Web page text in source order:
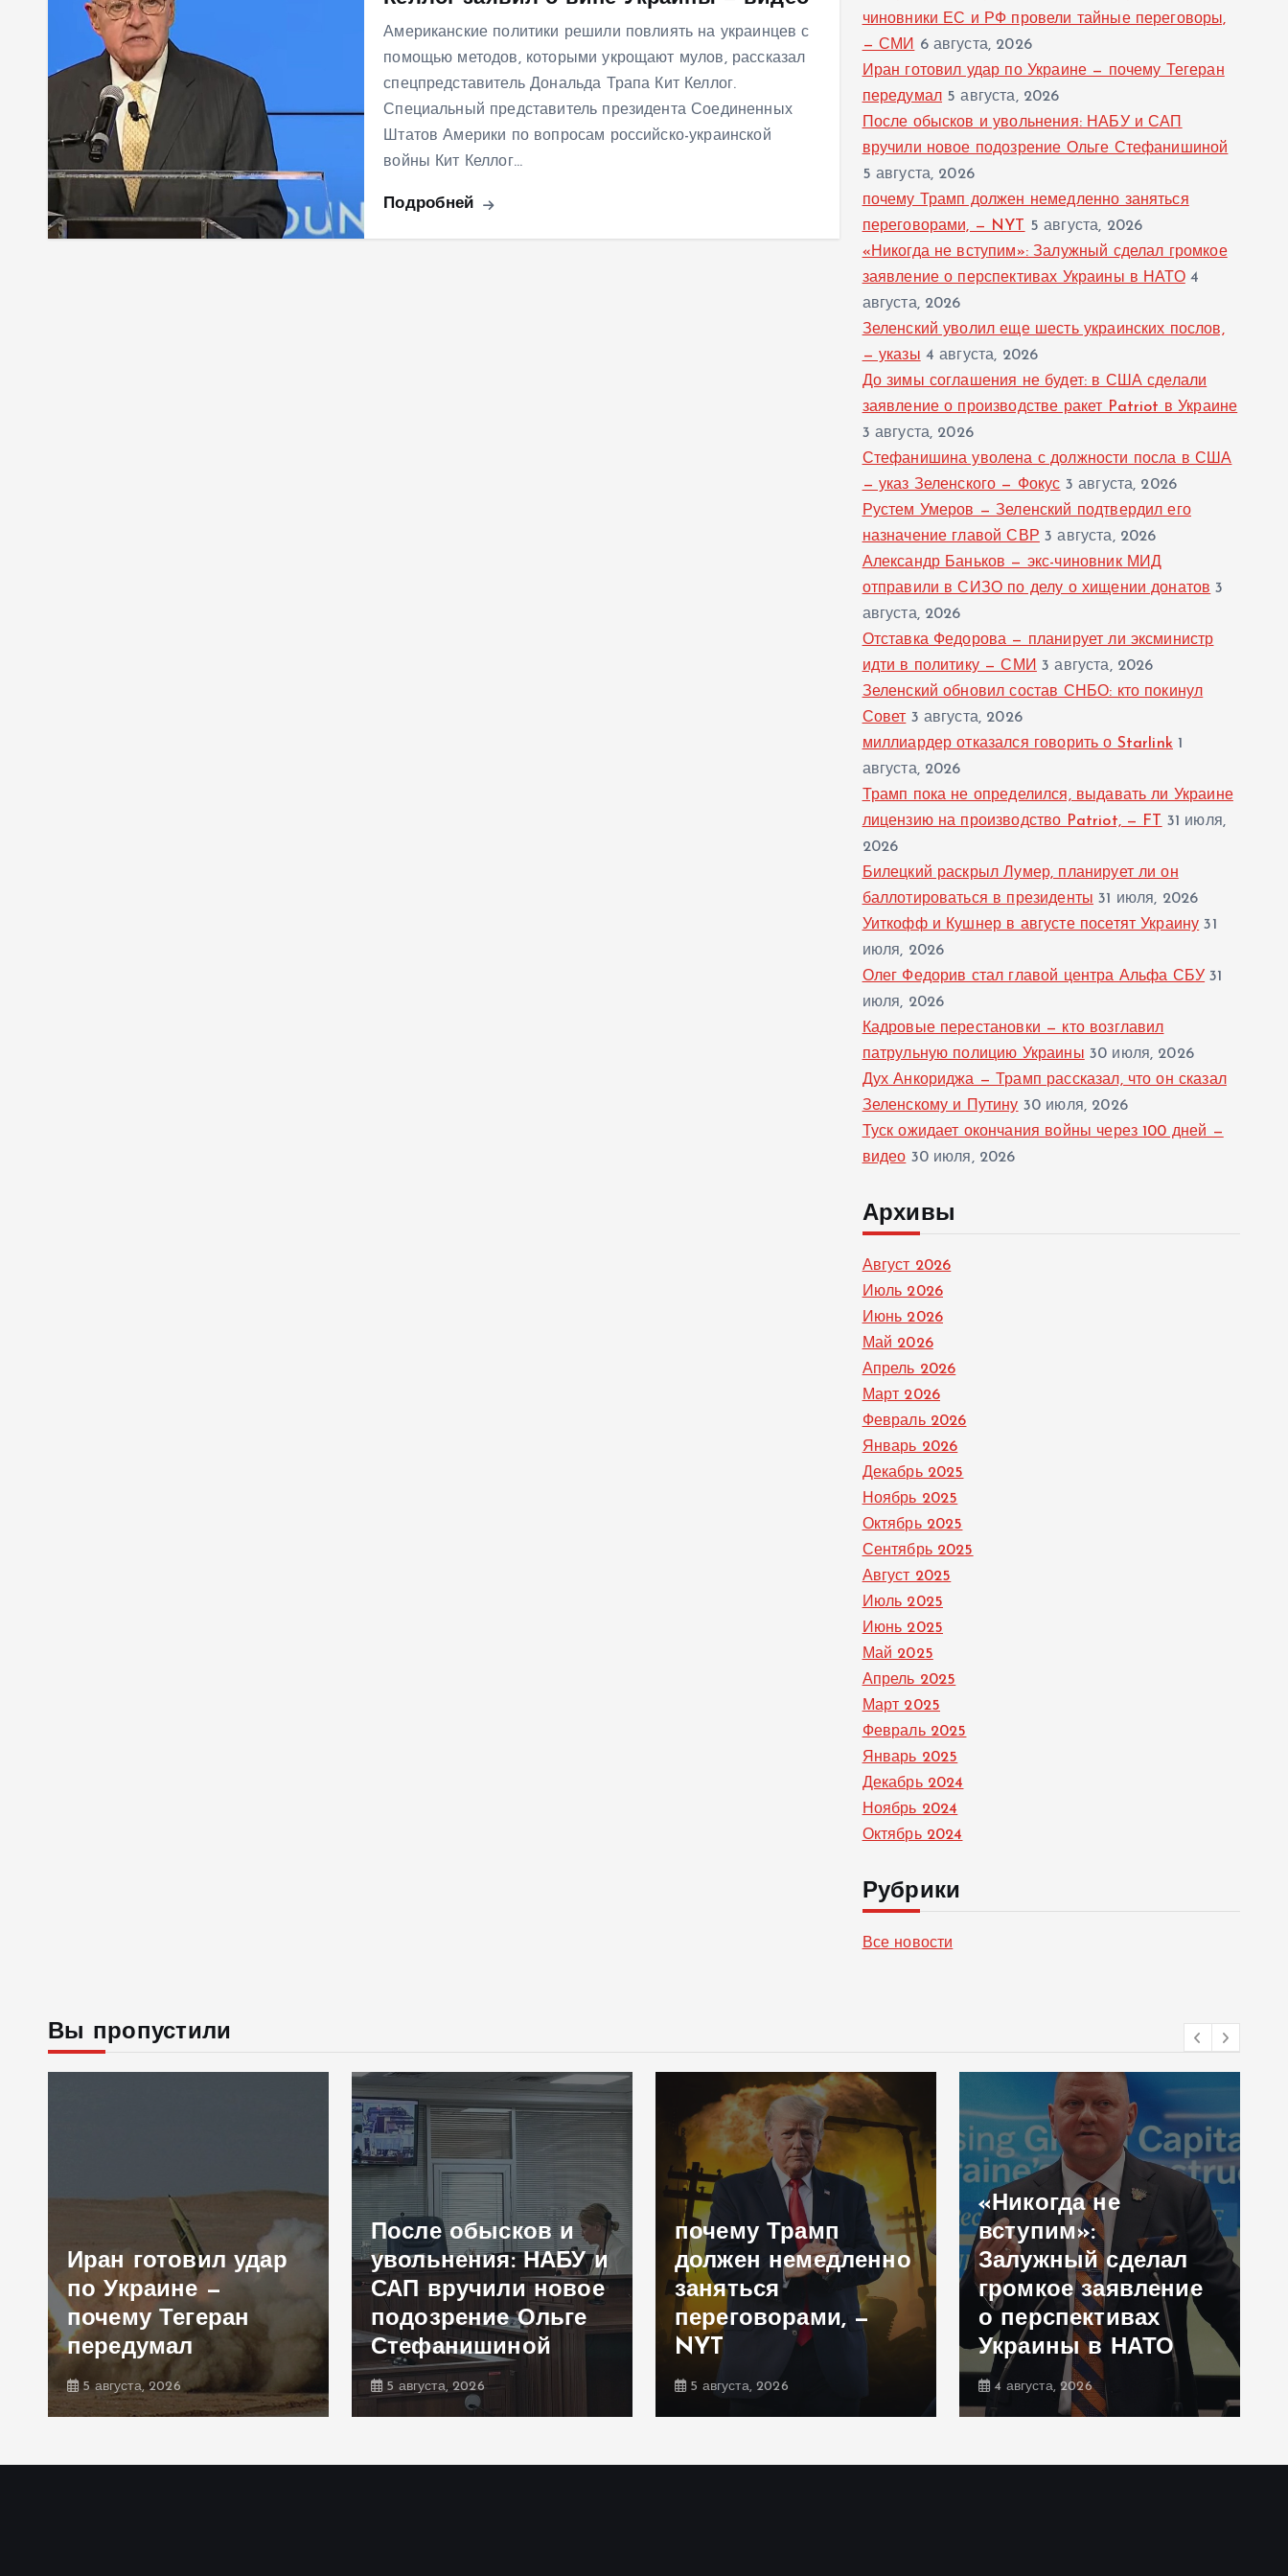
Американские политики решили повлиять на украинцев с
помощью методов, которыми укрощают мулов, рассказал
спецпредставитель Дональда Трапа Кит Келлог.
Специальный представитель президента Соединенных
Штатов Америки по вопросам российско-украинской
войны Кит Келлог…
Подробней
чиновники ЕС и РФ провели тайные переговоры,
— СМИ 6 августа, 2026
Иран готовил удар по Украине — почему Тегеран
передумал 5 августа, 2026
После обысков и увольнения: НАБУ и САП
вручили новое подозрение Ольге Стефанишиной
5 августа, 2026
почему Трамп должен немедленно заняться
переговорами, — NYT
5 августа, 2026
«Никогда не вступим»: Залужный сделал громкое
заявление о перспективах Украины в НАТО 4
августа, 2026
Зеленский уволил еще шесть украинских послов,
— указы 4 августа, 2026
До зимы соглашения не будет: в США сделали
заявление о производстве ракет Patriot в Украине
3 августа, 2026
Стефанишина уволена с должности посла в США
— указ Зеленского — Фокус 3 августа, 2026
Рустем Умеров — Зеленский подтвердил его
назначение главой СВР 3 августа, 2026
Александр Баньков — экс-чиновник МИД
отправили в СИЗО по делу о хищении донатов 3
августа, 2026
Отставка Федорова — планирует ли эксминистр
идти в политику — СМИ 3 августа, 2026
Зеленский обновил состав СНБО: кто покинул
Совет 3 августа, 2026
миллиардер отказался говорить о Starlink 1
августа, 2026
Трамп пока не определился, выдавать ли Украине
лицензию на производство Patriot, — FT
31 июля,
2026
Билецкий раскрыл Лумер, планирует ли он
баллотироваться в президенты 31 июля, 2026
Уиткофф и Кушнер в августе посетят Украину 31
июля, 2026
Олег Федорив стал главой центра Альфа СБУ 31
июля, 2026
Кадровые перестановки — кто возглавил
патрульную полицию Украины 30 июля, 2026
Дух Анкориджа — Трамп рассказал, что он сказал
Зеленскому и Путину 30 июля, 2026
Туск ожидает окончания войны через 100 дней —
видео 30 июля, 2026
Архивы
Август 2026
Июль 2026
Июнь 2026
Май 2026
Апрель 2026
Март 2026
Февраль 2026
Январь 2026
Декабрь 2025
Ноябрь 2025
Октябрь 2025
Сентябрь 2025
Август 2025
Июль 2025
Июнь 2025
Май 2025
Апрель 2025
Март 2025
Февраль 2025
Январь 2025
Декабрь 2024
Ноябрь 2024
Октябрь 2024
Рубрики
Все новости
Вы пропустили
Иран готовил удар
по Украине —
почему Тегеран
передумал
5 августа, 2026
После обысков и
увольнения: НАБУ и
САП вручили новое
подозрение Ольге
Стефанишиной
5 августа, 2026
почему Трамп
должен немедленно
заняться
переговорами, —
NYT
5 августа, 2026
«Никогда не
вступим»:
Залужный сделал
громкое заявление
о перспективах
Украины в НАТО
4 августа, 2026